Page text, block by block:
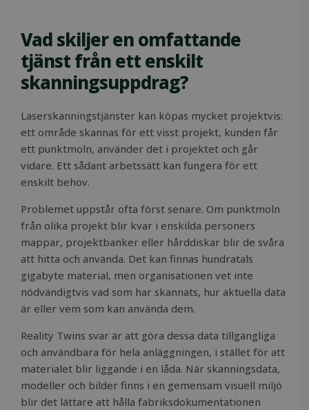
Vad skiljer en omfattande
tjänst från ett enskilt
skanningsuppdrag?
Laserskanningstjänster kan köpas mycket projektvis:
ett område skannas för ett visst projekt, kunden får
ett punktmoln, använder det i projektet och går
vidare. Ett sådant arbetssätt kan fungera för ett
enskilt behov.
Problemet uppstår ofta först senare. Om punktmoln
från olika projekt blir kvar i enskilda personers
mappar, projektbanker eller hårddiskar blir de svåra
att hitta och använda. Det kan finnas hundratals
gigabyte material, men organisationen vet inte
nödvändigtvis vad som har skannats, hur aktuella data
är eller vem som kan använda dem.
Reality Twins svar är att göra dessa data tillgängliga
och användbara för hela anläggningen, i stället för att
materialet blir liggande i en låda. När skanningsdata,
modeller och bilder finns i en gemensam visuell miljö
blir det lättare att hålla fabriksdokumentationen